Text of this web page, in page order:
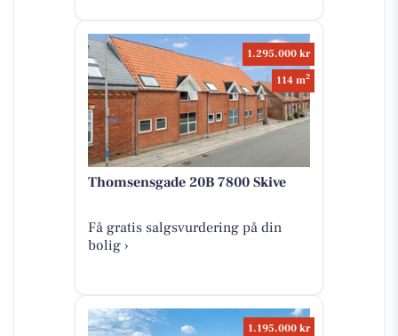
1.295.000 kr
114 m2
Thomsensgade 20B 7800 Skive
Få gratis salgsvurdering på din
bolig ›
1.195.000 kr